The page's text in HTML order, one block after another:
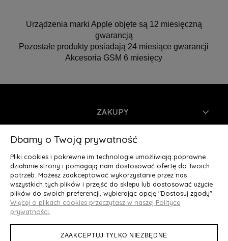
Urządzenia marki Apple objęte są 12 miesięczną
gwarancją
Pozostałe produkty posiadają 24 miesiące gwarancji
Akcesoria GSM 6 miesięcy
ZAKUPY
INFORMACJE
MOJE KONTO
O NAS
Deluxury.pl
Dbamy o Twoją prywatność
Pliki cookies i pokrewne im technologie umożliwiają poprawne
działanie strony i pomagają nam dostosować ofertę do Twoich
potrzeb. Możesz zaakceptować wykorzystanie przez nas
wszystkich tych plików i przejść do sklepu lub dostosować użycie
plików do swoich preferencji, wybierając opcję "Dostosuj zgody".
Więcej o plikach cookies przeczytasz w naszej Polityce
prywatności.
ZAAKCEPTUJ TYLKO NIEZBĘDNE